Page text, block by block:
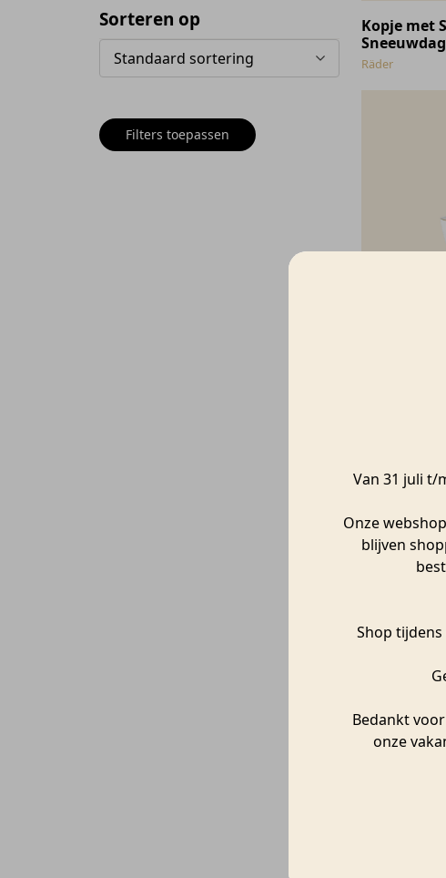
Van 31 juli t/
Onze
blijven
Shop
Bedankt
onze
Sorteren op
Standaard sortering
Filters toepassen
Kopje met
Sneeuwdag
Räder
LED